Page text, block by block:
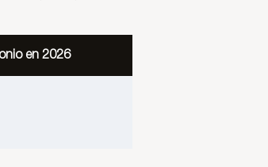
en 2026